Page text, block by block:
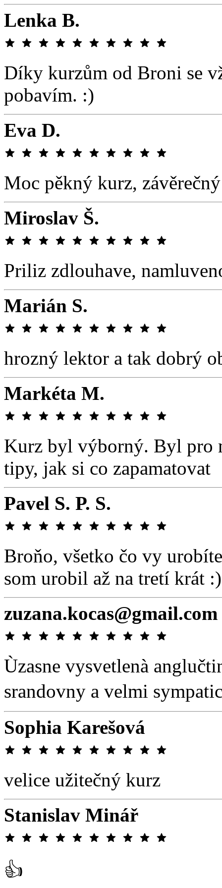
Lenka B.
Díky kurzům od Broni se
pobavím. :)
Eva D.
Moc pěkný kurz,
Miroslav Š.
Priliz zdlouhave,
Marián S.
hrozný lektor a tak dobrý
Markéta M.
Kurz byl výborný. Byl pro
tipy, jak si co zapamatovat
Pavel S. P. S.
Broňo, všetko čo vy
som urobil až na tretí krát :)
zuzana.kocas@gmail.com
Ùzasne vysvetlenà
srandovny a velmi
Sophia Karešová
velice užitečný kurz
Stanislav Minář
👍